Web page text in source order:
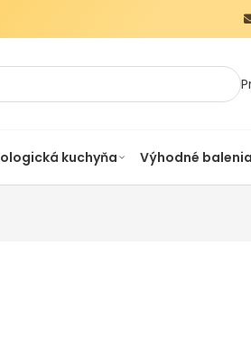
kuchyňa Výhodné balenia